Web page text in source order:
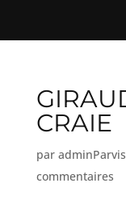
CRAIE
par adminParvis
commentaires